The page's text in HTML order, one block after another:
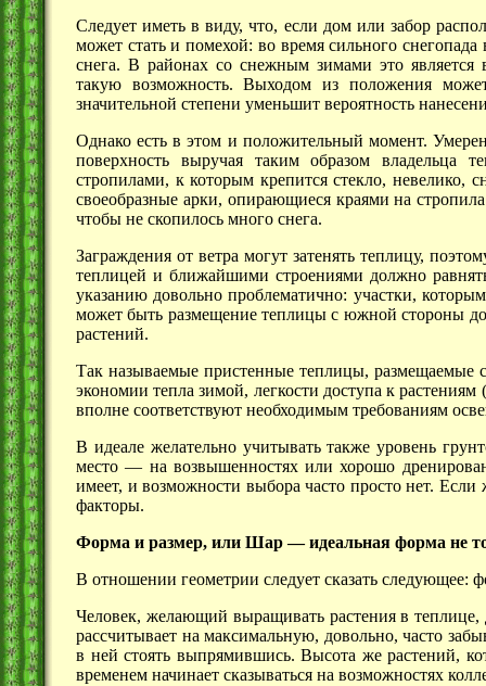
Следует иметь в виду, что, если дом или забор
может стать и помехой: во время сильного
снега. В районах со снежным зимами это является
такую возможность. Выходом из положения
значительной степени уменьшит вероятность
Однако есть в этом и положительный момент.
поверхность выручая таким образом
стропилами, к которым крепится стекло, невелико,
своеобразные арки, опирающиеся краями на
чтобы не скопилось много снега.
Заграждения от ветра могут затенять теплицу,
теплицей и ближайшими строениями должно
указанию довольно проблематично: участки,
может быть размещение теплицы с южной стороны
растений.
Так называемые пристенные теплицы,
экономии тепла зимой, легкости доступа к
вполне соответствуют необходимым требованиям
В идеале желательно учитывать также уровень
место — на возвышенностях или хорошо
имеет, и возможности выбора часто просто нет.
факторы.
Форма и размер, или Шар —идеальная форма не
В отношении геометрии следует сказать следующее:
Человек, желающий выращивать растения в
рассчитывает на максимальную, довольно, часто
в ней стоять выпрямившись. Высота же растений,
временем начинает сказываться на возможностях